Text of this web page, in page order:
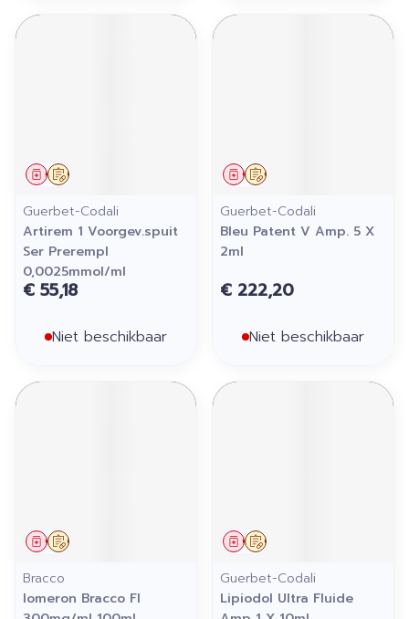
Op voorschrift
Geneesmiddel
Guerbet-Codali
Artirem 1 Voorgev.spuit
Ser Prerempl
0,0025mmol/ml
€ 55,18
Niet beschikbaar
Op voorschrift
Geneesmiddel
Guerbet-Codali
Bleu Patent V Amp. 5 X
2ml
€ 222,20
Niet beschikbaar
Op voorschrift
Geneesmiddel
Bracco
Iomeron Bracco Fl
Op voorschrift
Geneesmiddel
Guerbet-Codali
Lipiodol Ultra Fluide